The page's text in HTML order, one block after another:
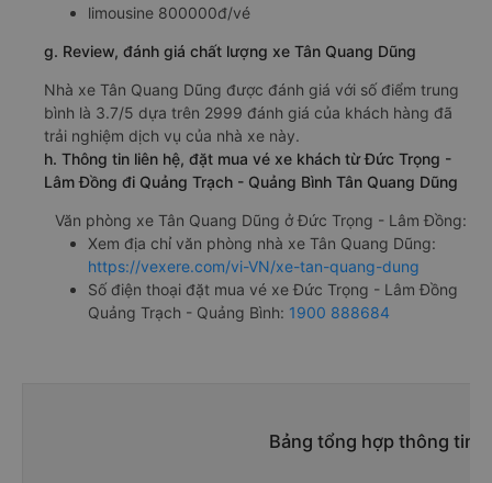
limousine 800000đ/vé
g. Review, đánh giá chất lượng xe Tân Quang Dũng
Nhà xe Tân Quang Dũng được đánh giá với số điểm trung
bình là 3.7/5 dựa trên 2999 đánh giá của khách hàng đã
trải nghiệm dịch vụ của nhà xe này.
h. Thông tin liên hệ, đặt mua vé xe khách từ Đức Trọng -
Lâm Đồng đi Quảng Trạch - Quảng Bình Tân Quang Dũng
Văn phòng xe Tân Quang Dũng ở Đức Trọng - Lâm Đồng:
Xem địa chỉ văn phòng nhà xe Tân Quang Dũng:
https://vexere.com/vi-VN/xe-tan-quang-dung
Số điện thoại đặt mua vé xe Đức Trọng - Lâm Đồng
Quảng Trạch - Quảng Bình: 1900 888684
Bảng tổng hợp thông tin